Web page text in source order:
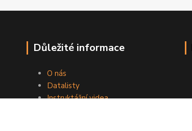
Důležité informace
O nás
Datalisty
Instruktážní videa